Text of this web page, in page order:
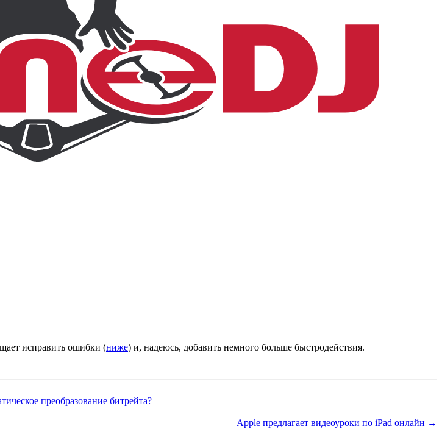
исправить ошибки (ниже) и, надеюсь, добавить немного больше быстродействия.
преобразование битрейта?
Apple предлагает видеоуроки по iPad онлайн →